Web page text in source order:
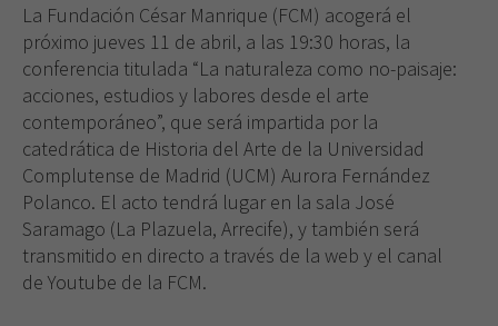
La Fundación César Manrique (FCM) acogerá el
próximo jueves 11 de abril, a las 19:30 horas, la
conferencia titulada “La naturaleza como no-paisaje:
acciones, estudios y labores desde el arte
contemporáneo”, que será impartida por la
catedrática de Historia del Arte de la Universidad
Complutense de Madrid (UCM) Aurora Fernández
Polanco. El acto tendrá lugar en la sala José
Saramago (La Plazuela, Arrecife), y también será
transmitido en directo a través de la web y el canal
de Youtube de la FCM.